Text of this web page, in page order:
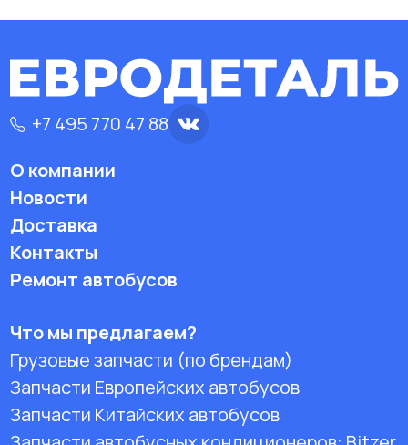
+7 495 770 47 88
О компании
Новости
Доставка
Контакты
Ремонт автобусов
Что мы предлагаем?
Грузовые запчасти (по брендам)
Запчасти Европейских автобусов
Запчасти Китайских автобусов